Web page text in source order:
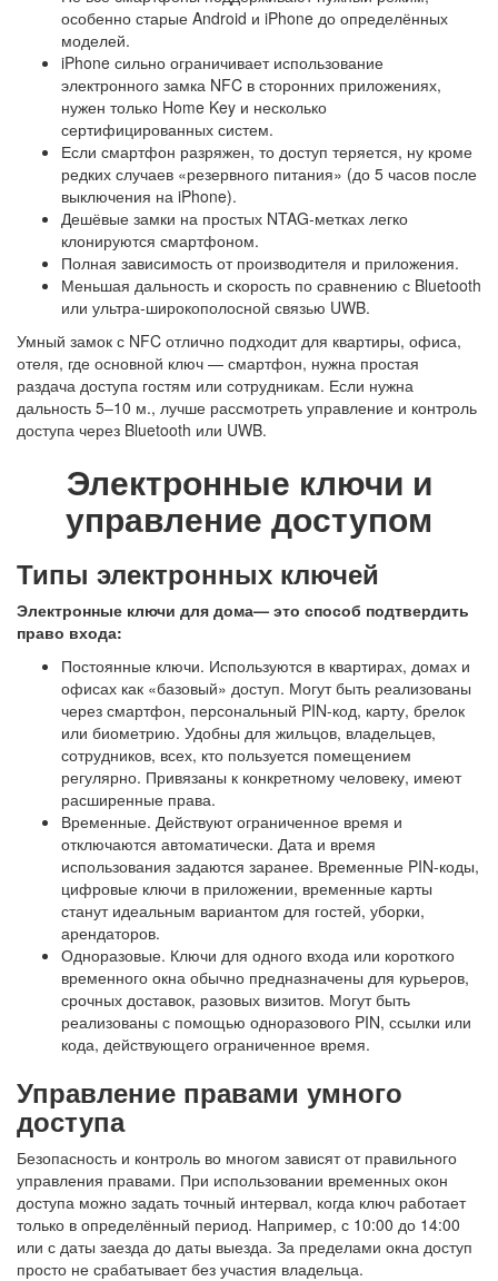
особенно старые Android и iPhone до определённых
моделей.
iPhone сильно ограничивает использование
электронного замка NFC в сторонних приложениях,
нужен только Home Key и несколько
сертифицированных систем.
Если смартфон разряжен, то доступ теряется, ну кроме
редких случаев «резервного питания» (до 5 часов после
выключения на iPhone).
Дешёвые замки на простых NTAG-метках легко
клонируются смартфоном.
Полная зависимость от производителя и приложения.
Меньшая дальность и скорость по сравнению с Bluetooth
или ультра-широкополосной связью UWB.
Умный замок с NFC отлично подходит для квартиры, офиса,
отеля, где основной ключ — смартфон, нужна простая
раздача доступа гостям или сотрудникам. Если нужна
дальность 5–10 м., лучше рассмотреть управление и контроль
доступа через Bluetooth или UWB.
Электронные ключи и
управление доступом
Типы электронных ключей
Электронные ключи для дома— это способ подтвердить
право входа:
Постоянные ключи. Используются в квартирах, домах и
офисах как «базовый» доступ. Могут быть реализованы
через смартфон, персональный PIN-код, карту, брелок
или биометрию. Удобны для жильцов, владельцев,
сотрудников, всех, кто пользуется помещением
регулярно. Привязаны к конкретному человеку, имеют
расширенные права.
Временные. Действуют ограниченное время и
отключаются автоматически. Дата и время
использования задаются заранее. Временные PIN-коды,
цифровые ключи в приложении, временные карты
станут идеальным вариантом для гостей, уборки,
арендаторов.
Одноразовые. Ключи для одного входа или короткого
временного окна обычно предназначены для курьеров,
срочных доставок, разовых визитов. Могут быть
реализованы с помощью одноразового PIN, ссылки или
кода, действующего ограниченное время.
Управление правами умного
доступа
Безопасность и контроль во многом зависят от правильного
управления правами. При использовании временных окон
доступа можно задать точный интервал, когда ключ работает
только в определённый период. Например, с 10:00 до 14:00
или с даты заезда до даты выезда. За пределами окна доступ
просто не срабатывает без участия владельца.